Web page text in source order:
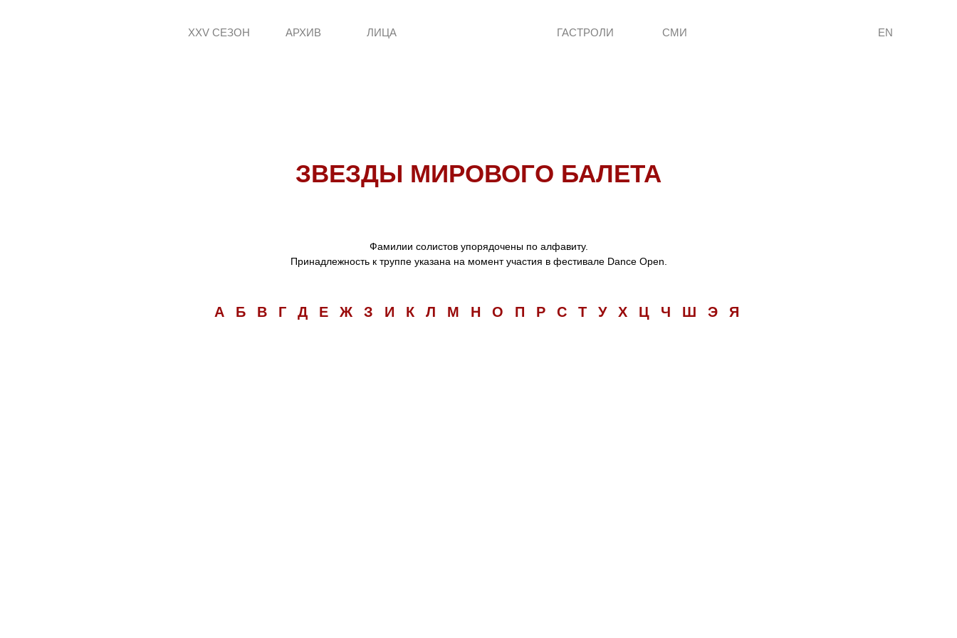
XXV СЕЗОН АРХИВ ЛИЦА ГАСТРОЛИ СМИ EN
ЗВЕЗДЫ МИРОВОГО БАЛЕТА
Фамилии солистов упорядочены по алфавиту.
Принадлежность к труппе указана на момент участия в фестивале Dance Open.
А Б В Г Д Е Ж З И К Л М Н О П Р С Т У Х Ц Ч Ш Э Я